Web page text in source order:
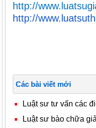
http://
http://
Các bài viết mới
Luật sư tư vấn các
Luật sư bào chữa